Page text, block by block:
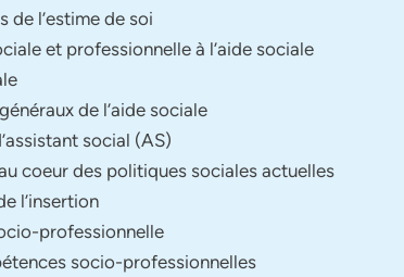
de l’estime de soi
et professionnelle à l’aide sociale
de l’aide sociale
social (AS)
coeur des politiques sociales actuelles
l’insertion
professionnelle
socio-professionnelles